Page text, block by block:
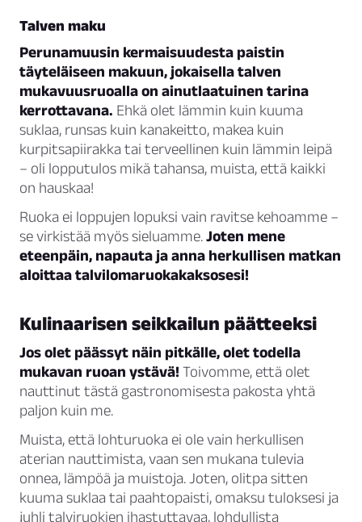
Talven maku
Perunamuusin kermaisuudesta paistin
täyteläiseen makuun, jokaisella talven
mukavuusruoalla on ainutlaatuinen tarina
kerrottavana. Ehkä olet lämmin kuin kuuma
suklaa, runsas kuin kanakeitto, makea kuin
kurpitsapiirakka tai terveellinen kuin lämmin leipä
– oli lopputulos mikä tahansa, muista, että kaikki
on hauskaa!
Ruoka ei loppujen lopuksi vain ravitse kehoamme –
se virkistää myös sieluamme.Joten mene
eteenpäin, napauta ja anna herkullisen matkan
aloittaa talvilomaruokakaksosesi!
Kulinaarisen seikkailun päätteeksi
Jos olet päässyt näin pitkälle, olet todella
mukavan ruoan ystävä! Toivomme, että olet
nauttinut tästä gastronomisesta pakosta yhtä
paljon kuin me.
Muista, että lohturuoka ei ole vain herkullisen
aterian nauttimista, vaan sen mukana tulevia
onnea, lämpöä ja muistoja. Joten, olitpa sitten
kuuma suklaa tai paahtopaisti, omaksu tuloksesi ja
juhli talviruokien ihastuttavaa, lohdullista